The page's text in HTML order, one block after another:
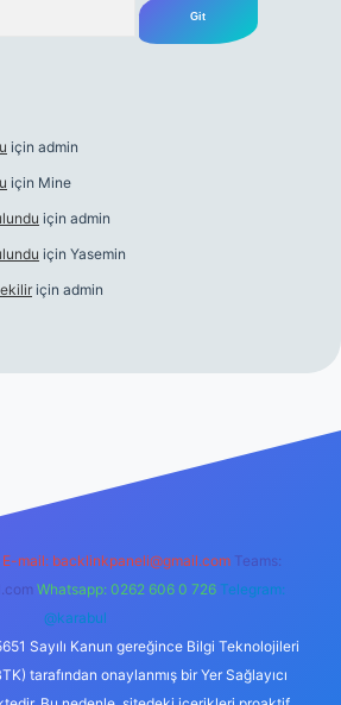
için admin
için Mine
için admin
için Yasemin
için admin
E-mail: backlinkpaneli@gmail.com Teams:
Whatsapp: 0262 606 0 726 Telegram:
@karabul
Sayılı Kanun gereğince Bilgi Teknolojileri
tarafından onaylanmış bir Yer Sağlayıcı